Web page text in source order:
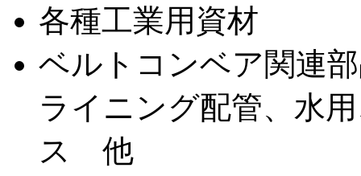
各種工業用資材
ベルトコンベア関連
ライニング配管、水
ス 他